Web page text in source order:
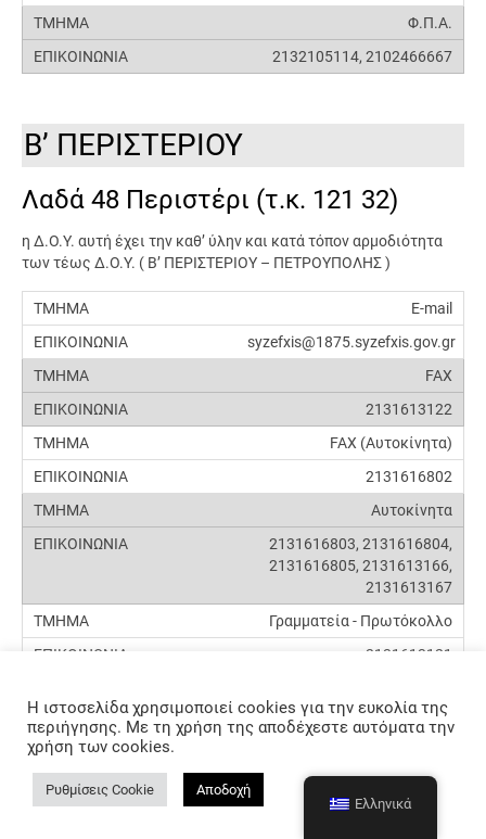
Φ.Π.Α.
2132105114, 2102466667
Β’ ΠΕΡΙΣΤΕΡΙΟΥ
Λαδά 48 Περιστέρι (τ.κ. 121 32)
η Δ.Ο.Υ. αυτή έχει την καθ’ ύλην και κατά τόπον αρμοδιότητα
των τέως Δ.Ο.Υ. ( Β’ ΠΕΡΙΣΤΕΡΙΟΥ – ΠΕΤΡΟΥΠΟΛΗΣ )
E-mail
syzefxis@1875.syzefxis.gov.gr
FAX
2131613122
FAX (Αυτοκίνητα)
2131616802
Αυτοκίνητα
2131616803, 2131616804,
2131616805, 2131613166,
2131613167
Γραμματεία - Πρωτόκολλο
2131613121
Μηχανογραφικής
Υποστήριξης (Προϊστάμενος)
Εισόδημα
Η ιστοσελίδα χρησιμοποιεί cookies για την ευκολία της
περιήγησης. Με τη χρήση της αποδέχεστε αυτόματα την
χρήση των cookies.
Ρυθμίσεις Cookie
Αποδοχή
Ελληνικά